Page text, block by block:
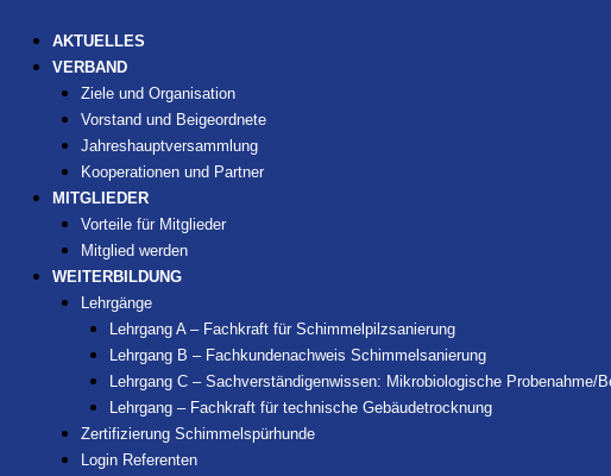
AKTUELLES
VERBAND
Ziele und Organisation
Vorstand und Beigeordnete
Jahreshauptversammlung
Kooperationen und Partner
MITGLIEDER
Vorteile für Mitglieder
Mitglied werden
WEITERBILDUNG
Lehrgänge
Lehrgang A – Fachkraft für Schimmelpilzsanierung
Lehrgang B – Fachkundenachweis Schimmelsanierung
Lehrgang C – Sachverständigenwissen: Mikrobiologische Probenahme/
Lehrgang – Fachkraft für technische Gebäudetrocknung
Zertifizierung Schimmelspürhunde
Login Referenten